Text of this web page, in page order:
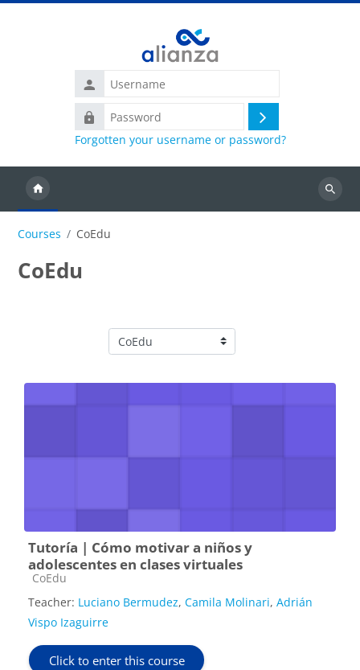
Username
Password
Log
in
Forgotten your username or password?
Search
Courses CoEdu
CoEdu
Course categories
Tutoría | Cómo motivar a niños y
adolescentes en clases virtuales
Course category
CoEdu
Teacher: Luciano Bermudez, Camila Molinari, Adrián
Vispo Izaguirre
Click to enter this course